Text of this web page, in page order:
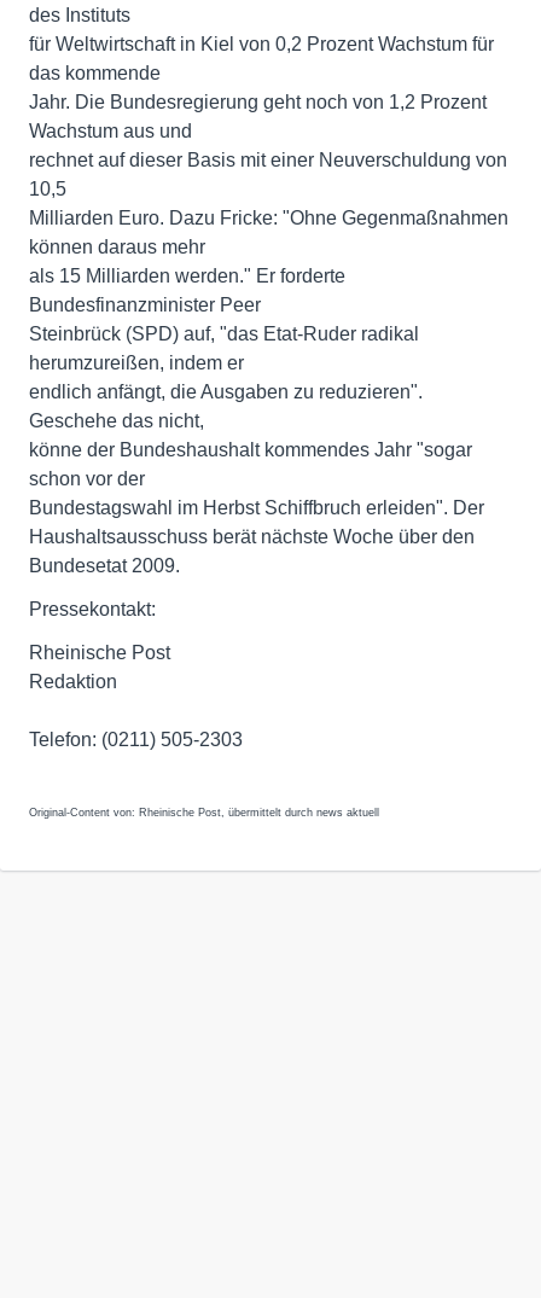
des Instituts
für Weltwirtschaft in Kiel von 0,2 Prozent Wachstum für
das kommende
Jahr. Die Bundesregierung geht noch von 1,2 Prozent
Wachstum aus und
rechnet auf dieser Basis mit einer Neuverschuldung von
10,5
Milliarden Euro. Dazu Fricke: "Ohne Gegenmaßnahmen
können daraus mehr
als 15 Milliarden werden." Er forderte
Bundesfinanzminister Peer
Steinbrück (SPD) auf, "das Etat-Ruder radikal
herumzureißen, indem er
endlich anfängt, die Ausgaben zu reduzieren".
Geschehe das nicht,
könne der Bundeshaushalt kommendes Jahr "sogar
schon vor der
Bundestagswahl im Herbst Schiffbruch erleiden". Der
Haushaltsausschuss berät nächste Woche über den
Bundesetat 2009.
Pressekontakt:
Rheinische Post
Redaktion
Telefon: (0211) 505-2303
Original-Content von: Rheinische Post, übermittelt durch news aktuell